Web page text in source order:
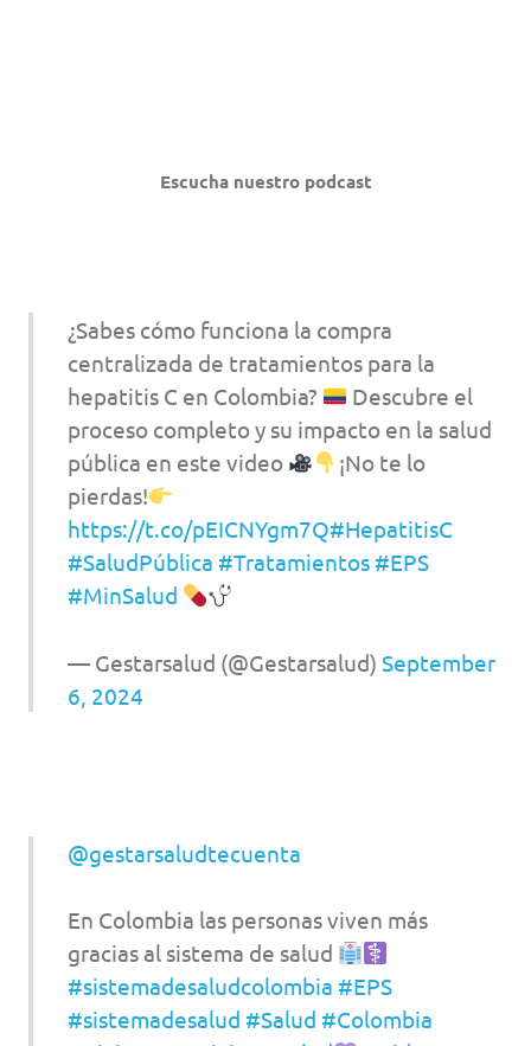
Escucha nuestro podcast
¿Sabes cómo funciona la compra
centralizada de tratamientos para la
hepatitis C en Colombia?
Descubre el
proceso completo y su impacto en la salud
pública en este video
¡No te lo
pierdas!
https://t.co/pEICNYgm7Q#HepatitisC
#SaludPública #Tratamientos #EPS
#MinSalud
— Gestarsalud (@Gestarsalud) September
6, 2024
@gestarsaludtecuenta
En Colombia las personas viven más
gracias al sistema de salud
#sistemadesaludcolombia #EPS
#sistemadesalud #Salud #Colombia